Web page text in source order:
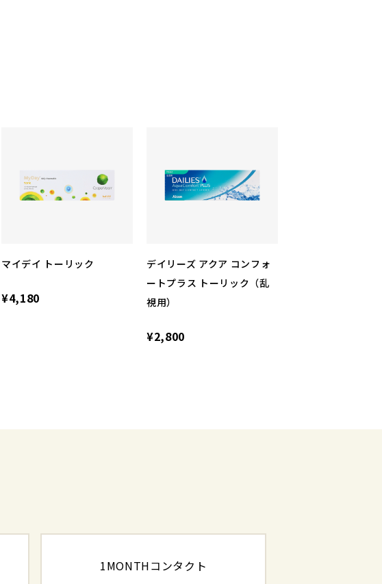
マイデイ トーリック
¥4,180
デイリーズ アクア コンフォ
ートプラス トーリック（乱
視用）
¥2,800
1MONTHコンタクト